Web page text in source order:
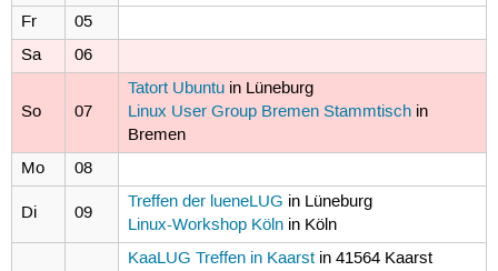
Fr
05
Sa
06
So 07
Tatort Ubuntu in Lüneburg
Linux User Group Bremen Stammtisch in
Bremen
Mo
08
Di 09
Treffen der lueneLUG in Lüneburg
Linux-Workshop Köln in Köln
KaaLUG Treffen in Kaarst in 41564 Kaarst